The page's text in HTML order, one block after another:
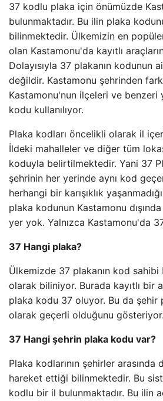
37 kodlu plaka için önümüzde
bulunmaktadır. Bu ilin plaka
bilinmektedir. Ülkemizin en
olan Kastamonu'da kayıtlı
Dolayısıyla 37 plakanın kodunun
değildir. Kastamonu şehrinden
Kastamonu'nun ilçeleri ve benzeri
kodu kullanılıyor.
Plaka kodları öncelikli olarak il
İldeki mahalleler ve diğer tüm
koduyla belirtilmektedir. Yani 37
şehrinin her yerinde aynı kod
herhangi bir karışıklık
plaka kodunun Kastamonu
yer yok. Yalnızca Kastamonu'da
37 Hangi plaka?
Ülkemizde 37 plakanın kod sahibi
olarak biliniyor. Burada kayıtlı bir
plaka kodu 37 oluyor. Bu da şehir
olarak geçerli olduğunu gösteriyor.
37 Hangi şehrin plaka kodu var?
Plaka kodlarının şehirler arasında
hareket ettiği bilinmektedir. Bu
kodlu bir il bulunmaktadır. Bu ilin